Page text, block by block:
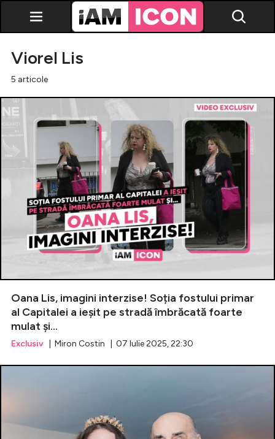
Vedete
Breaking news
Evenimente
Emisiuni TV
Horoscop
Lifestyle
Celebrități
Viorel Lis
5 articole
Oana Lis, imagini interzise! Soția fostului primar
al Capitalei a ieșit pe stradă îmbrăcată foarte
mulat și…
Exclusiv | Miron Costin | 07 Iulie 2025, 22:30